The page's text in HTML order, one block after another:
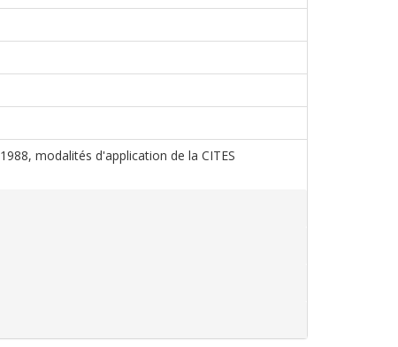
modalités d'application de la CITES